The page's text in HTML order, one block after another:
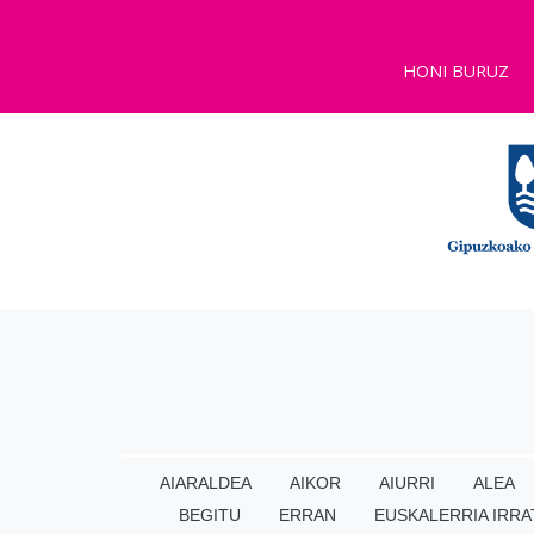
HONI BURUZ
AIARALDEA AIKOR AIURRI ALEA
BEGITU
ERRAN EUSKALERRIA